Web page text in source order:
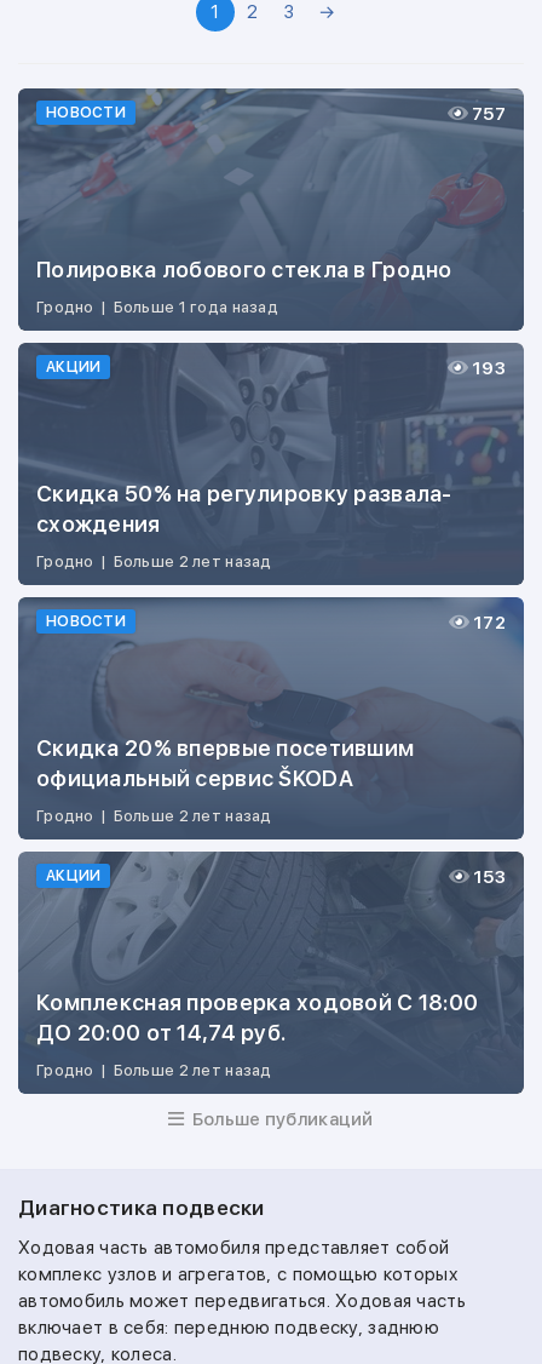
1 2 3 →
НОВОСТИ
Полировка лобового стекла в Гродно
Гродно | Больше 1 года назад
757
АКЦИИ
Скидка 50% на регулировку развала-
схождения
Гродно | Больше 2 лет назад
193
НОВОСТИ
Скидка 20% впервые посетившим
официальный сервис ŠKODA
Гродно | Больше 2 лет назад
172
АКЦИИ
Комплексная проверка ходовой С 18:00
ДО 20:00 от 14,74 руб.
Гродно | Больше 2 лет назад
153
Больше публикаций
Диагностика подвески
Ходовая часть автомобиля представляет собой
комплекс узлов и агрегатов, с помощью которых
автомобиль может передвигаться. Ходовая часть
включает в себя: переднюю подвеску, заднюю
подвеску, колеса.